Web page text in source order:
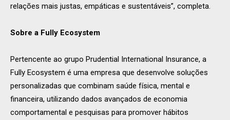
relações mais justas, empáticas e sustentáveis”, completa.
Sobre a Fully Ecosystem
Pertencente ao grupo Prudential International Insurance, a
Fully Ecosystem é uma empresa que desenvolve soluções
personalizadas que combinam saúde física, mental e
financeira, utilizando dados avançados de economia
comportamental e pesquisas para promover hábitos